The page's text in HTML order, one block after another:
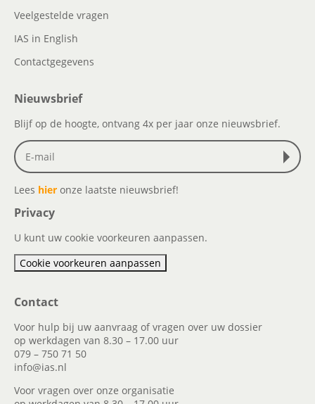
Veelgestelde vragen
IAS in English
Contactgegevens
Nieuwsbrief
Blijf op de hoogte, ontvang 4x per jaar onze nieuwsbrief.
Lees hier onze laatste nieuwsbrief!
Privacy
U kunt uw cookie voorkeuren aanpassen.
Cookie voorkeuren aanpassen
Contact
Voor hulp bij uw aanvraag of vragen over uw dossier
op werkdagen van 8.30 – 17.00 uur
079 – 750 71 50
info@ias.nl
Voor vragen over onze organisatie